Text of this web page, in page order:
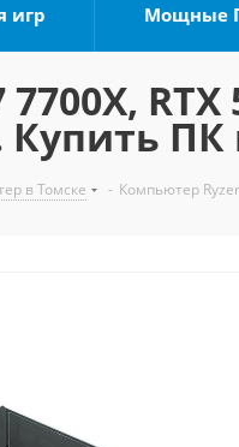
игр Мощные
RTX
Купить
в Томске - Компьютер